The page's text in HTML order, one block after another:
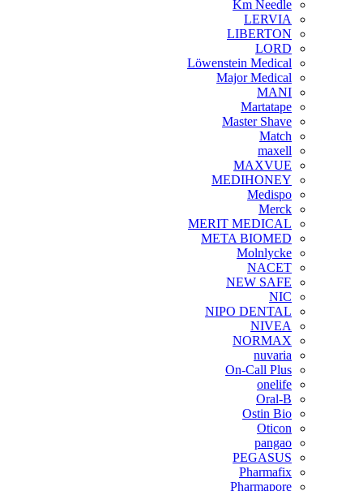
Km Needle
LERVIA
LIBERTON
LORD
Löwenstein Medical
Major Medical
MANI
Martatape
Master Shave
Match
maxell
MAXVUE
MEDIHONEY
Medispo
Merck
MERIT MEDICAL
META BIOMED
Molnlycke
NACET
NEW SAFE
NIC
NIPO DENTAL
NIVEA
NORMAX
nuvaria
On-Call Plus
onelife
Oral-B
Ostin Bio
Oticon
pangao
PEGASUS
Pharmafix
Pharmapore